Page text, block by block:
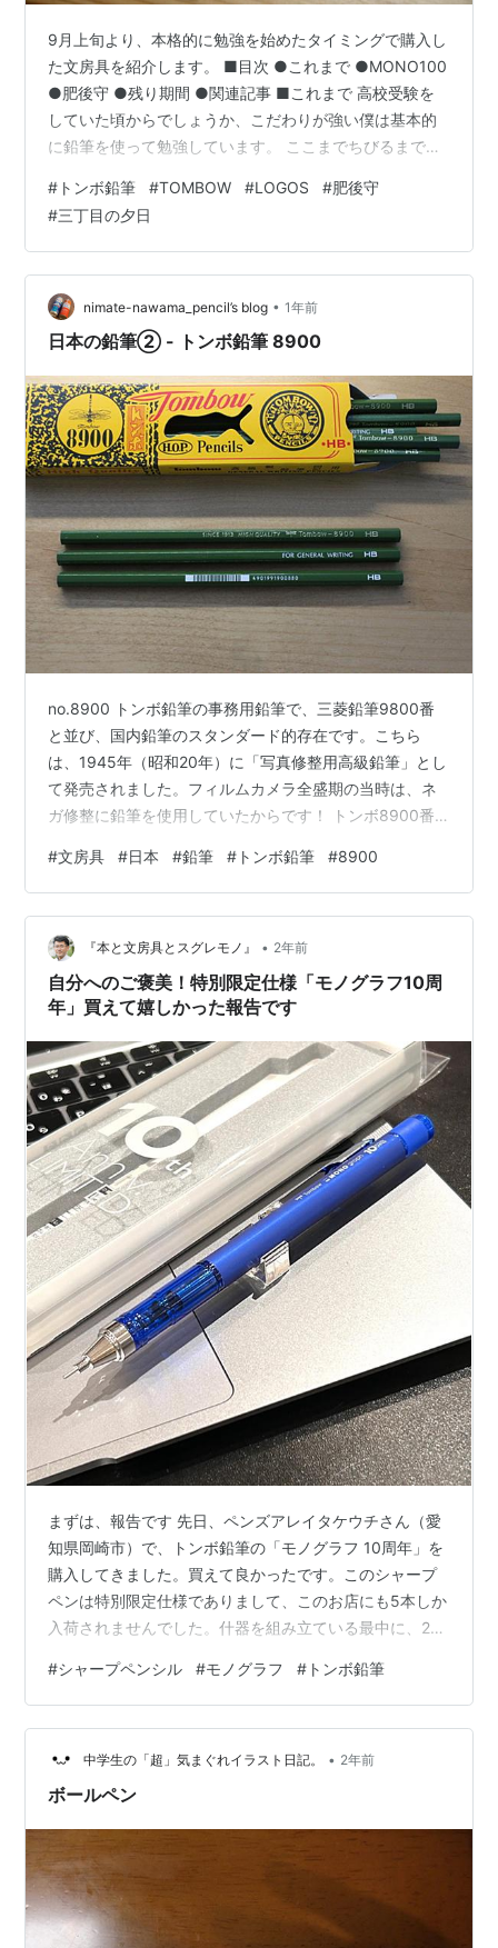
9月上旬より、本格的に勉強を始めたタイミングで購入し
た文房具を紹介します。 ■目次 ●これまで ●MONO100
●肥後守 ●残り期間 ●関連記事 ■これまで 高校受験を
していた頃からでしょうか、こだわりが強い僕は基本的
に鉛筆を使って勉強しています。 ここまでちびるまで。
ますが、心機一転ってことで1ダース購入しました。 ▲目
次にもどる ■MONO100 通算4箱目のMONO100です。
今回鉛筆には、自分の名前を印字してもらいました。 リ
ンク 結局この鉛筆が一番書き心地がいいんですよ。軸の
太さとかも。 ファーバーカステル、ステッドラー、三
菱…
# トンボ鉛筆 #TOMBOW #LOGOS #肥後守
#三丁目の夕日
nimate-nawama_pencil’s blog • 1年前
日本の鉛筆② - トンボ鉛筆 8900
no.8900 トンボ鉛筆の事務用鉛筆で、三菱鉛筆9800番
と並び、国内鉛筆のスタンダード的存在です。こちら
は、1945年（昭和20年）に「写真修整用高級鉛筆」とし
て発売されました。フィルムカメラ全盛期の当時は、ネ
ガ修整に鉛筆を使用していたからです！ トンボ8900番
筆 no.8800」がありました。自社製の高級製図用芯が完
成したことで、1936年に発売。最高峰のエベレストの標
高が一般に8800mといわれていたことから、
「No.8800」に鉛筆の最高峰の意味を託したそうです。
機械の設計や製図に鉛筆で手書きをする専用の鉛筆とし
て8800番は支持さ…
#文房具 #日本 #鉛筆 # トンボ鉛筆 #8900
『本と文房具とスグレモノ』 • 2年前
自分へのご褒美！特別限定仕様「モノグラフ10周
年」買えて嬉しかった報告です
まずは、報告です 先日、ペンズアレイタケウチさん（愛
知県岡崎市）で、トンボ鉛筆の「モノグラフ 10周年」を
購入してきました。買えて良かったです。このシャープ
ペンは特別限定仕様でありまして、このお店にも5本しか
入荷されませんでした。什器を組み立ている最中に、2本
いなと思い急いで文房具屋さんに向かいまして、購入す
ることが出来ました。岡崎市は意外と穴場です。岡崎市
に住んでいて良かったです。 お値打ち価格です 税込価格
￥639（税抜価格¥630）なかなかのお値打ち価格です。
こういう価格設定は、ユーザーに優しいですよね。つい
#シャープペンシル #モノグラフ # トンボ鉛筆
中学生の「超」気まぐれイラスト日記。 • 2年前
ボールペン